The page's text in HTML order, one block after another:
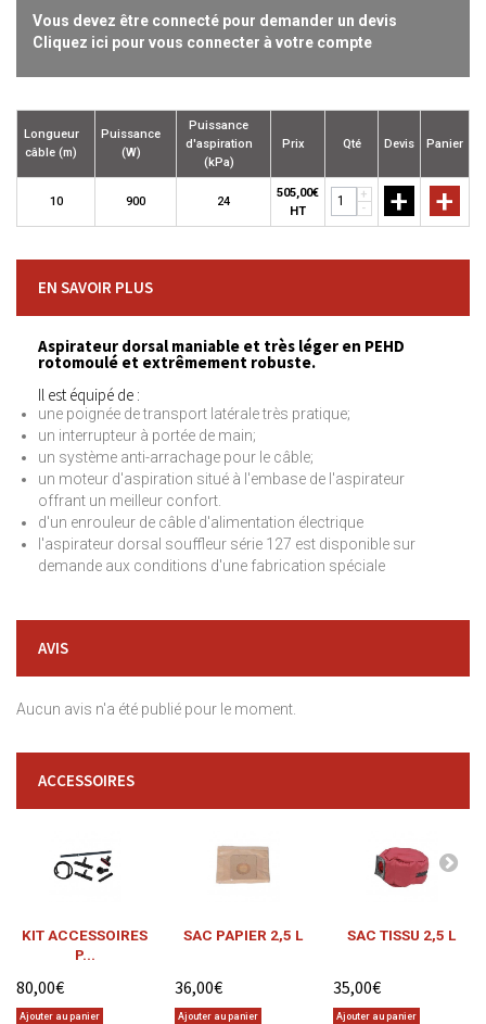
Vous devez être connecté pour demander un devis
Cliquez ici pour vous connecter à votre compte
Longueur
câble (m)
Puissance
(W)
Puissance
d'aspiration
(kPa)
Prix Qté Devis Panier
10 900 24
505,00€
HT
+
-
+ +
EN SAVOIR PLUS
Aspirateur dorsal maniable et très léger en PEHD
rotomoulé et extrêmement robuste.
Il est équipé de :
une poignée de transport latérale très pratique;
un interrupteur à portée de main;
un système anti-arrachage pour le câble;
un moteur d'aspiration situé à l'embase de l'aspirateur
offrant un meilleur confort.
d'un enrouleur de câble d'alimentation électrique
l'aspirateur dorsal souffleur série 127 est disponible sur
demande aux conditions d'une fabrication spéciale
AVIS
Aucun avis n'a été publié pour le moment.
ACCESSOIRES
KIT ACCESSOIRES
P...
80,00€
Ajouter au panier
SAC PAPIER 2,5 L
36,00€
Ajouter au panier
SAC TISSU 2,5 L
35,00€
Ajouter au panier